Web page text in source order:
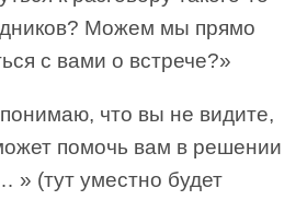
Можем мы прямо
с вами о встрече?»
что вы не видите,
помочь вам в решении
» (тут уместно будет